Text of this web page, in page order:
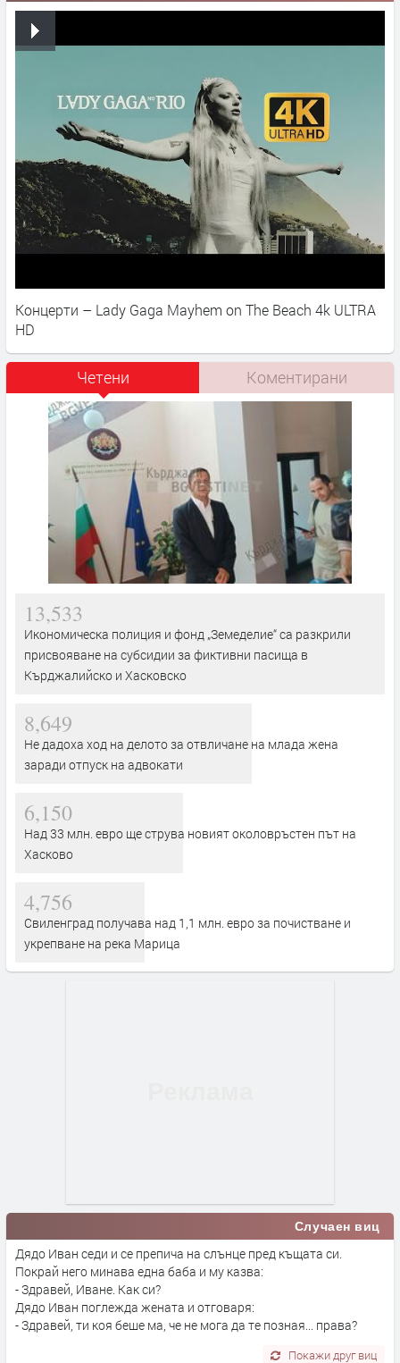
Концерти – Lady Gaga Mayhem on The Beach 4k ULTRA
HD
Четени Коментирани
13,533
Икономическа полиция и фонд „Земеделие“ са разкрили
присвояване на субсидии за фиктивни пасища в
Кърджалийско и Хасковско
8,649
Не дадоха ход на делото за отвличане на млада жена
заради отпуск на адвокати
6,150
Над 33 млн. евро ще струва новият околовръстен път на
Хасково
4,756
Свиленград получава над 1,1 млн. евро за почистване и
укрепване на река Марица
Случаен виц
Дядо Иван седи и се препича на слънце пред къщата си.
Покрай него минава една баба и му казва:
- Здравей, Иване. Как си?
Дядо Иван поглежда жената и отговаря:
- Здравей, ти коя беше ма, че не мога да те позная... права?
Покажи друг виц